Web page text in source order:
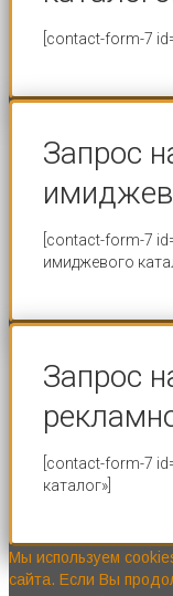
[contact-form-7
Запрос
[contact-form-7
имиджевого
Запрос
[contact-form-7
каталог»]
Мы используем
сайта. Если Вы